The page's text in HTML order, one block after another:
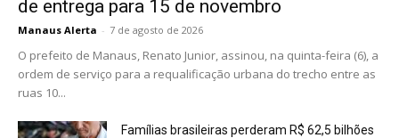
de entrega para 15 de novembro
Manaus Alerta - 7 de agosto de 2026
O prefeito de Manaus, Renato Junior, assinou, na quinta-feira (6), a
ordem de serviço para a requalificação urbana do trecho entre as
ruas 10...
Famílias brasileiras perderam R$ 62,5 bilhões